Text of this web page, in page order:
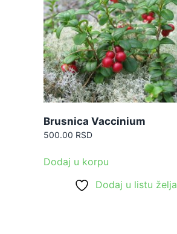
Brusnica Vaccinium
500.00 RSD
Dodaj u korpu
Dodaj u listu želja